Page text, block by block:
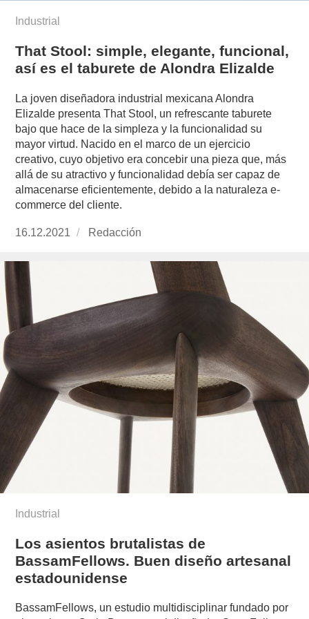
Industrial
That Stool: simple, elegante, funcional,
así es el taburete de Alondra Elizalde
La joven diseñadora industrial mexicana Alondra
Elizalde presenta That Stool, un refrescante taburete
bajo que hace de la simpleza y la funcionalidad su
mayor virtud. Nacido en el marco de un ejercicio
creativo, cuyo objetivo era concebir una pieza que, más
allá de su atractivo y funcionalidad debía ser capaz de
almacenarse eficientemente, debido a la naturaleza e-
commerce del cliente.
Publicado
16.12.2021 https://www.experimenta.es/author/redaccion/
Redacción
Industrial
Los asientos brutalistas de
BassamFellows. Buen diseño artesanal
estadounidense
BassamFellows, un estudio multidisciplinar fundado por